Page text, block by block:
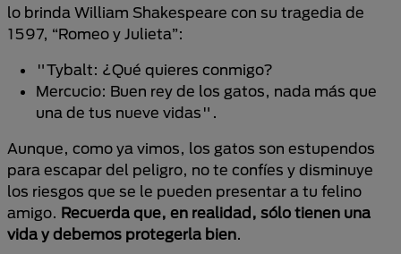
lo brinda William Shakespeare con su tragedia de
1597, “Romeo y Julieta”:
"Tybalt: ¿Qué quieres conmigo?
Mercucio: Buen rey de los gatos, nada más que
una de tus nueve vidas".
Aunque, como ya vimos, los gatos son estupendos
para escapar del peligro, no te confíes y disminuye
los riesgos que se le pueden presentar a tu felino
amigo. Recuerda que, en realidad, sólo tienen una
vida y debemos protegerla bien.